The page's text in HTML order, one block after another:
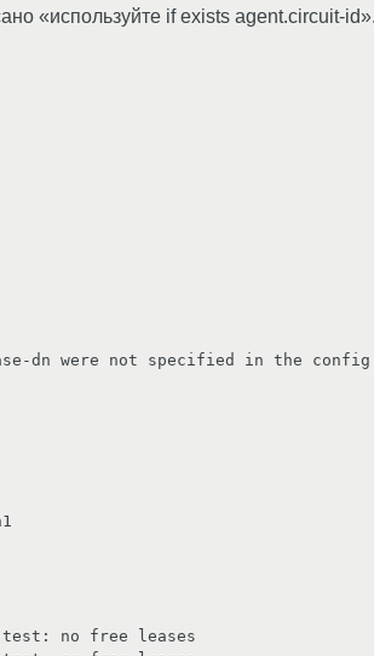
«используйте if exists agent.circuit-
dn were not specified in the
test: no free leases